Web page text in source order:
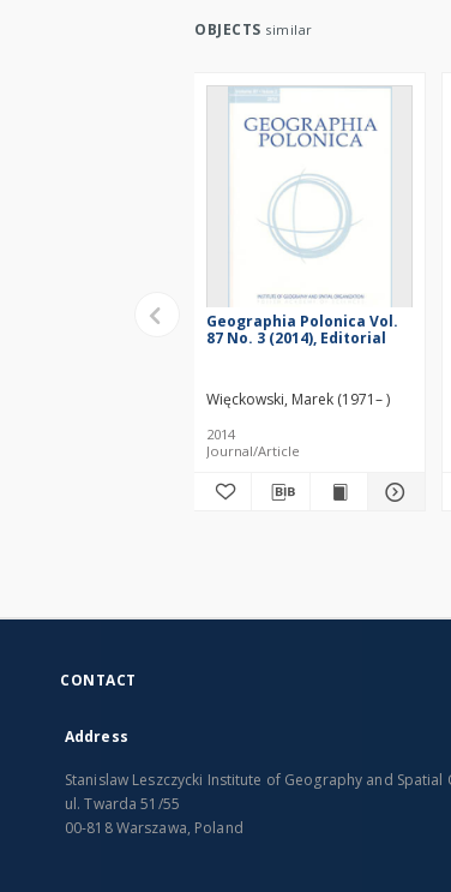
OBJECTS similar
Geographia Polonica Vol.
87 No. 3 (2014), Editorial
Więckowski, Marek (1971– )
2014
Journal/Article
CONTACT
Address
Stanislaw Leszczycki Institute of Geography and
ul. Twarda 51/55
00-818 Warszawa, Poland